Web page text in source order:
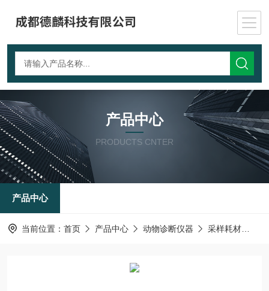
产品中心
PRODUCTS CNTER
产品中心
当前位置： 首页 产品中心 动物诊断仪器 采样耗材